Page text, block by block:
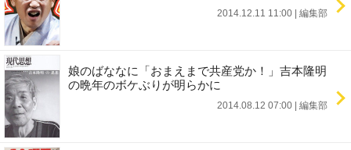
2014.12.11 11:00 編集部
娘のばななに「おまえまで共産党か！」吉本隆明
の晩年のボケぶりが明らかに
2014.08.12 07:00 編集部